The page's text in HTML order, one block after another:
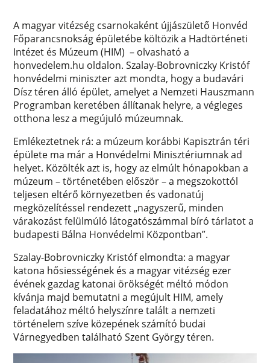
A magyar vitézség csarnokaként újjászülető Honvéd
Főparancsnokság épületébe költözik a Hadtörténeti
Intézet és Múzeum (HIM) – olvasható a
honvedelem.hu oldalon. Szalay-Bobrovniczky Kristóf
honvédelmi miniszter azt mondta, hogy a budavári
Dísz téren álló épület, amelyet a Nemzeti Hauszmann
Programban keretében állítanak helyre, a végleges
otthona lesz a megújuló múzeumnak.
Emlékeztetnek rá: a múzeum korábbi Kapisztrán téri
épülete ma már a Honvédelmi Minisztériumnak ad
helyet. Közölték azt is, hogy az elmúlt hónapokban a
múzeum – történetében először – a megszokottól
teljesen eltérő környezetben és vadonatúj
megközelítéssel rendezett „nagyszerű, minden
várakozást felülmúló látogatószámmal bíró tárlatot a
budapesti Bálna Honvédelmi Központban”.
Szalay-Bobrovniczky Kristóf elmondta: a magyar
katona hősiességének és a magyar vitézség ezer
évének gazdag katonai örökségét méltó módon
kívánja majd bemutatni a megújult HIM, amely
feladatához méltó helyszínre talált a nemzeti
történelem szíve közepének számító budai
Várnegyedben található Szent György téren.